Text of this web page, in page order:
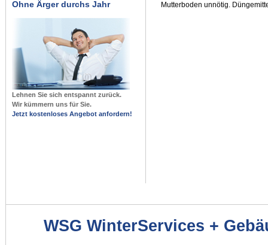
Ohne Ärger durchs Jahr
Lehnen Sie sich entspannt zurück.
Wir kümmern uns für Sie.
Jetzt kostenloses Angebot anfordern!
Mutterboden unnötig.
WSG WinterServices +